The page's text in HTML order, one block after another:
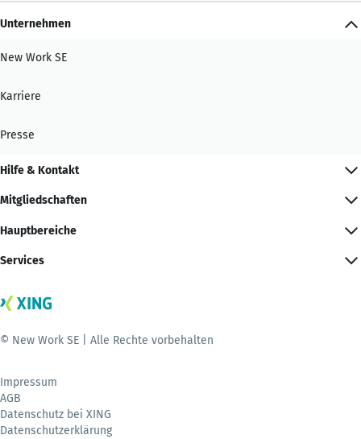
Unternehmen
New Work SE
Karriere
Presse
Hilfe & Kontakt
Mitgliedschaften
Hauptbereiche
Services
© New Work SE | Alle Rechte vorbehalten
Impressum
AGB
Datenschutz bei XING
Datenschutzerklärung